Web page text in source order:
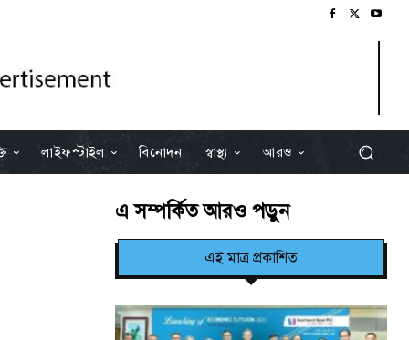
লাইফস্টাইল বিনোদন স্বাস্থ্য আরও
এ সম্পর্কিত আরও পড়ুন
এই মাত্র প্রকাশিত